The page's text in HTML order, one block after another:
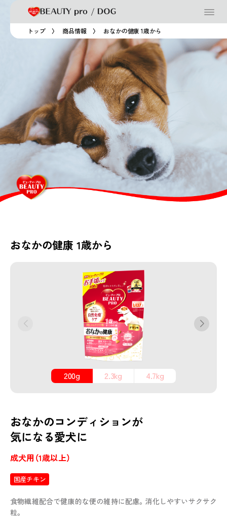
トップ 商品情報 おなかの健康 1歳から
おなかの健康 1歳から
200g 2.3kg 4.7kg
おなかのコンディションが
気になる愛犬に
成犬用（1歳以上）
国産チキン
食物繊維配合で健康的な便の維持に配慮。消化しやすいサクサク
粒。